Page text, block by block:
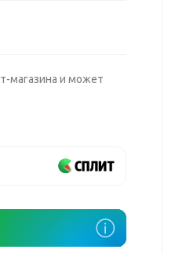
магазина и может